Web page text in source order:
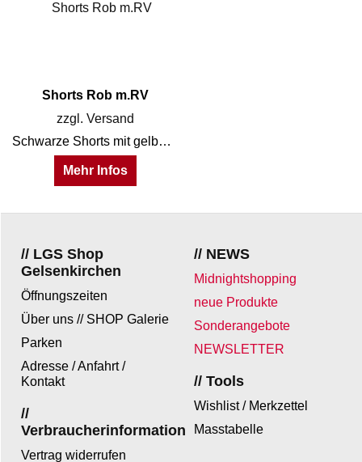
Shorts Rob m.RV
zzgl. Versand
Schwarze Shorts mit gelben Linien an den Seiten aus 0,6 mm dicken Latex. Ein 3-Wege-Schrittreißverschluss sorgt dafür, dass manche Stellen auch mal die Sonne sehen.
Mehr Infos
// NEWS
Midnightshopping
neue Produkte
Sonderangebote
NEWSLETTER
// LGS Shop
Gelsenkirchen
Öffnungszeiten
Über uns // SHOP Galerie
Parken
Adresse / Anfahrt /
Kontakt
// Tools
Wishlist / Merkzettel
Masstabelle
//
Verbraucherinformation
Vertrag widerrufen